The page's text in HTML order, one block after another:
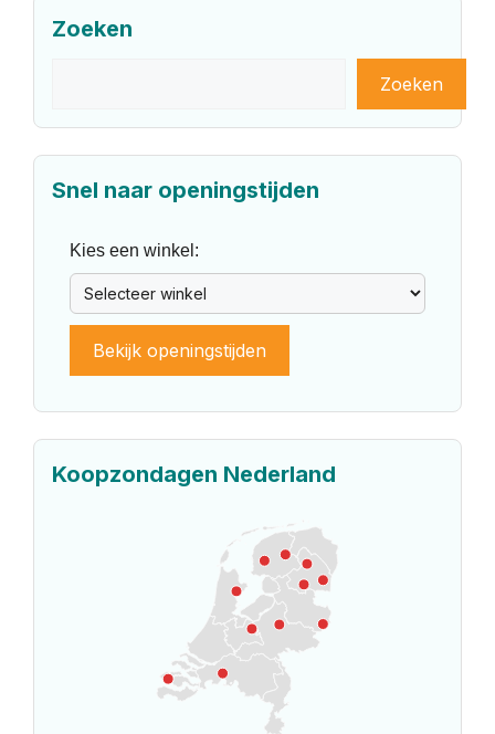
Zoeken
Zoeken
Snel naar openingstijden
Kies een winkel:
Bekijk openingstijden
Koopzondagen Nederland